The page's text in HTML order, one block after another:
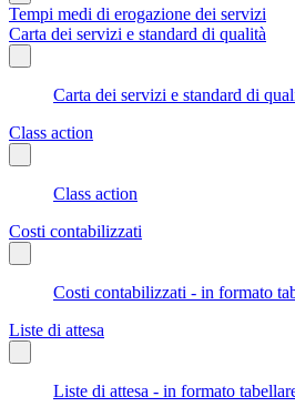
Tempi medi di erogazione dei servizi
Carta dei servizi e standard di qualità
Carta dei servizi e standard di
Class action
Class action
Costi contabilizzati
Costi contabilizzati - in formato
Liste di attesa
Liste di attesa - in formato